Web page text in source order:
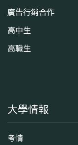
廣告行銷合作
高中生
高職生
大學情報
考情